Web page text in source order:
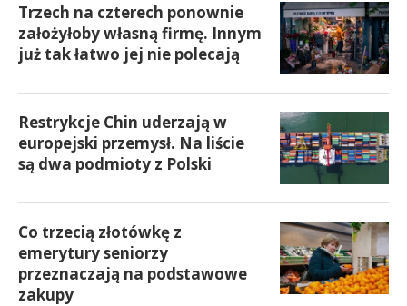
Trzech na czterech ponownie
założyłoby własną firmę. Innym
już tak łatwo jej nie polecają
Restrykcje Chin uderzają w
europejski przemysł. Na liście
są dwa podmioty z Polski
Co trzecią złotówkę z
emerytury seniorzy
przeznaczają na podstawowe
zakupy